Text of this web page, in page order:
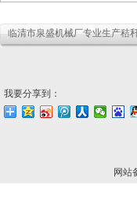
临清市泉盛机械厂专业生产秸
我要分享到：
网站